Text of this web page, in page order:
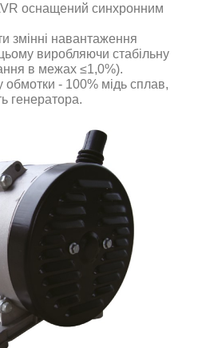
оснащений синхронним
змінні навантаження
виробляючи стабільну
в межах ≤1,0%).
обмотки - 100% мідь сплав,
генератора.